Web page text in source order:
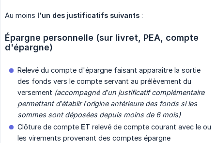
Au moins l'un des justificatifs suivants :
Épargne personnelle (sur livret, PEA, compte
d'épargne)
Relevé du compte d'épargne faisant apparaître la sortie
des fonds vers le compte servant au prélèvement du
versement (accompagné d’un justificatif complémentaire
permettant d’établir l’origine antérieure des fonds si les
sommes sont déposées depuis moins de 6 mois)
Clôture de compte ET relevé de compte courant avec le ou
les virements provenant des comptes épargne